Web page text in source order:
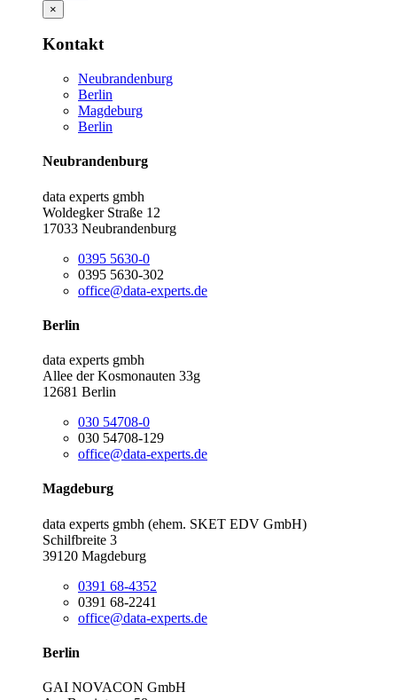
×
Kontakt
Neubrandenburg
Berlin
Magdeburg
Berlin
Neubrandenburg
data experts gmbh
Woldegker Straße 12
17033 Neubrandenburg
0395 5630-0
0395 5630-302
office@data-experts.de
Berlin
data experts gmbh
Allee der Kosmonauten 33g
12681 Berlin
030 54708-0
030 54708-129
office@data-experts.de
Magdeburg
data experts gmbh (ehem. SKET EDV GmbH)
Schilfbreite 3
39120 Magdeburg
0391 68-4352
0391 68-2241
office@data-experts.de
Berlin
GAI NOVACON GmbH